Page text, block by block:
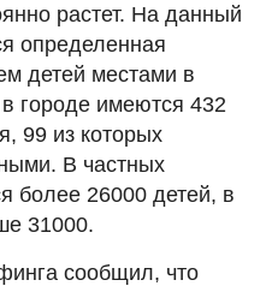
растет. На данный
определенная
детей местами в
городе имеются 432
99 из которых
В частных
более 26000 детей, в
31000.
сообщил, что